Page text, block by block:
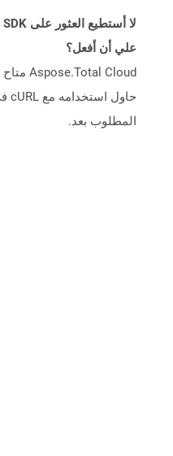
علي أن أفعل؟
المطلوب بعد.